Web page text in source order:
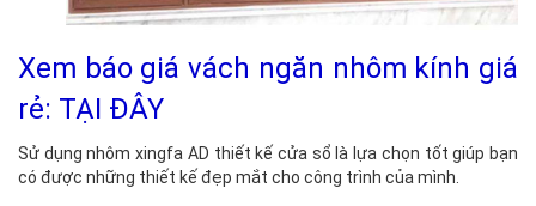
Xem báo giá vách ngăn nhôm kính giá
rẻ: TẠI ĐÂY
Sử dụng nhôm xingfa AD thiết kế cửa sổ là lựa chọn tốt giúp bạn
có được những thiết kế đẹp mắt cho công trình của mình.